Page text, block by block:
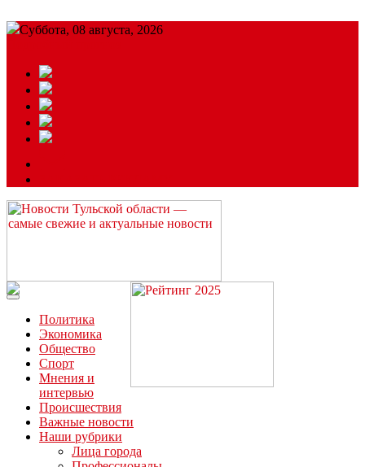
Суббота, 08 августа, 2026
Читайте последние новости дня в Тульской области на сайте
“ЗаНовомосковск”
Политика
Экономика
Общество
Спорт
Мнения и
интервью
Происшествия
Важные новости
Наши рубрики
Лица города